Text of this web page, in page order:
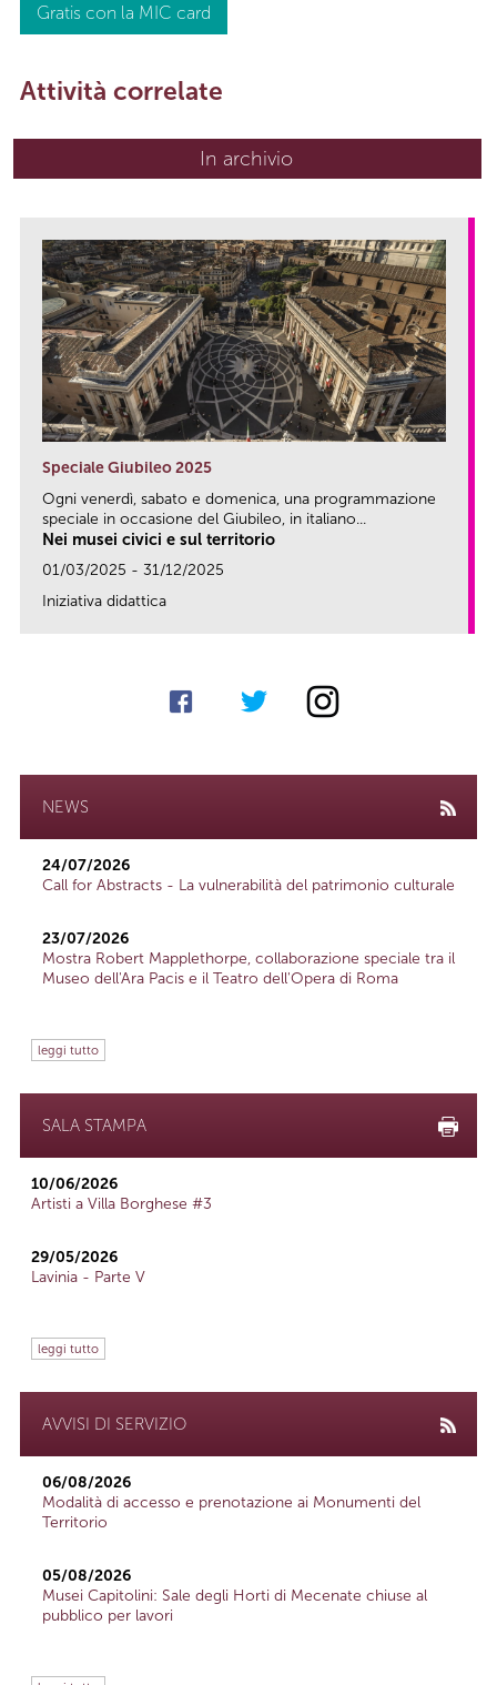
Gratis con la MIC card
Attività correlate
In archivio
Speciale Giubileo 2025
Ogni venerdì, sabato e domenica, una programmazione
speciale in occasione del Giubileo, in italiano...
Nei musei civici e sul territorio
01/03/2025 - 31/12/2025
Iniziativa didattica
NEWS
24/07/2026
Call for Abstracts - La vulnerabilità del patrimonio culturale
23/07/2026
Mostra Robert Mapplethorpe, collaborazione speciale tra il
Museo dell'Ara Pacis e il Teatro dell'Opera di Roma
leggi tutto
SALA STAMPA
10/06/2026
Artisti a Villa Borghese #3
29/05/2026
Lavinia - Parte V
leggi tutto
AVVISI DI SERVIZIO
06/08/2026
Modalità di accesso e prenotazione ai Monumenti del
Territorio
05/08/2026
Musei Capitolini: Sale degli Horti di Mecenate chiuse al
pubblico per lavori